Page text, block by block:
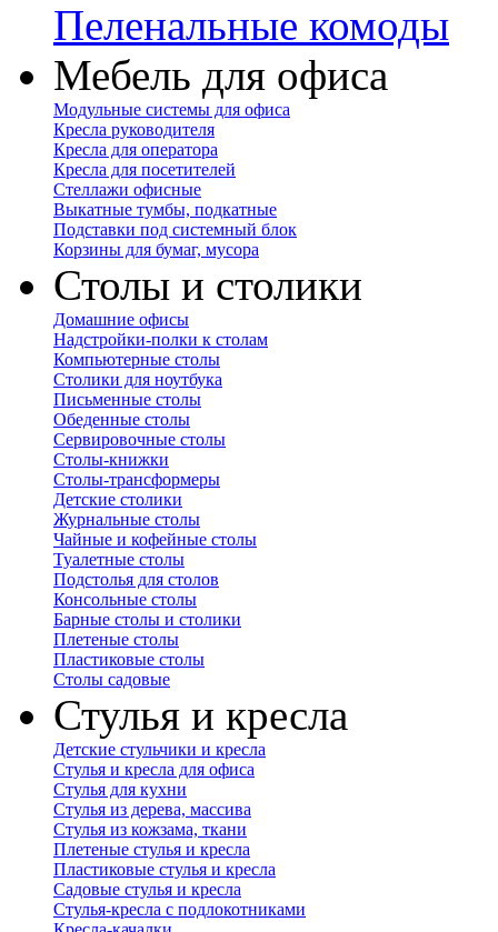
Пеленальные комоды
Мебель для офиса
Модульные системы для офиса
Кресла руководителя
Кресла для оператора
Кресла для посетителей
Стеллажи офисные
Выкатные тумбы, подкатные
Подставки под системный блок
Корзины для бумаг, мусора
Столы и столики
Домашние офисы
Надстройки-полки к столам
Компьютерные столы
Столики для ноутбука
Письменные столы
Обеденные столы
Сервировочные столы
Столы-книжки
Столы-трансформеры
Детские столики
Журнальные столы
Чайные и кофейные столы
Туалетные столы
Подстолья для столов
Консольные столы
Барные столы и столики
Плетеные столы
Пластиковые столы
Столы садовые
Стулья и кресла
Детские стульчики и кресла
Стулья и кресла для офиса
Стулья для кухни
Стулья из дерева, массива
Стулья из кожзама, ткани
Плетеные стулья и кресла
Пластиковые стулья и кресла
Садовые стулья и кресла
Стулья-кресла с подлокотниками